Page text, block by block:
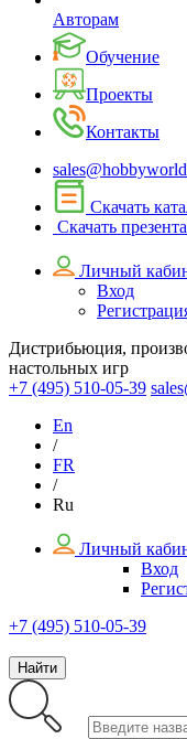
Авторам
Обучение
Проекты
Контакты
Скачать
Скачать
Личный
Вход
Дистрибьюция,
настольных игр
+7 (495) 510-05-39
En
/
FR
/
Ru
Личный
Вход
+7 (495) 510-05-39
Найти